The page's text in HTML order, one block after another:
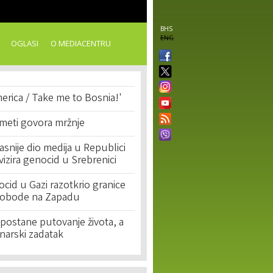
BHS
ENG
OGLASI O MEDIACENTRU
/ Take me to Bosnia!'
govora mržnje
dio medija u Republici
genocid u Srebrenici
u Gazi razotkrio granice
na Zapadu
putovanje života, a
zadatak